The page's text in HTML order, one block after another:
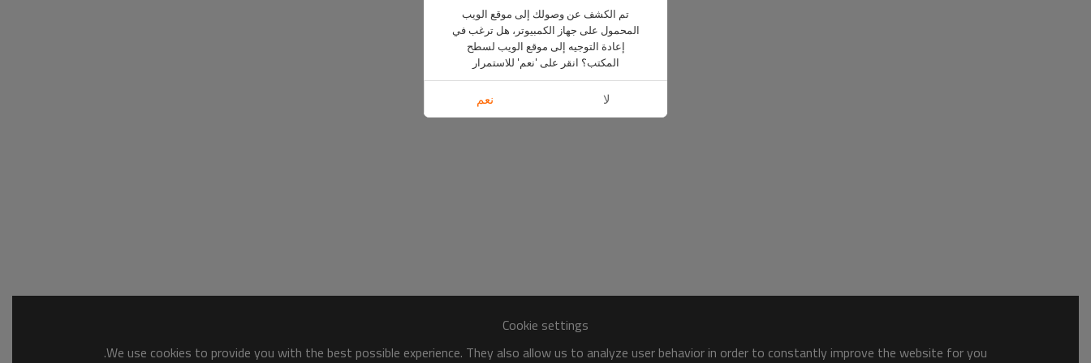
Cookie settings
We use cookies to provide you with the best possible experience. They also allow us to analyze user behavior in order to constantly improve the website for you.
تم الكشف عن وصولك إلى موقع الويب
المحمول على جهاز الكمبيوتر، هل ترغب في
إعادة التوجيه إلى موقع الويب لسطح
المكتب؟ انقر على 'نعم' للاستمرار
لا نعم